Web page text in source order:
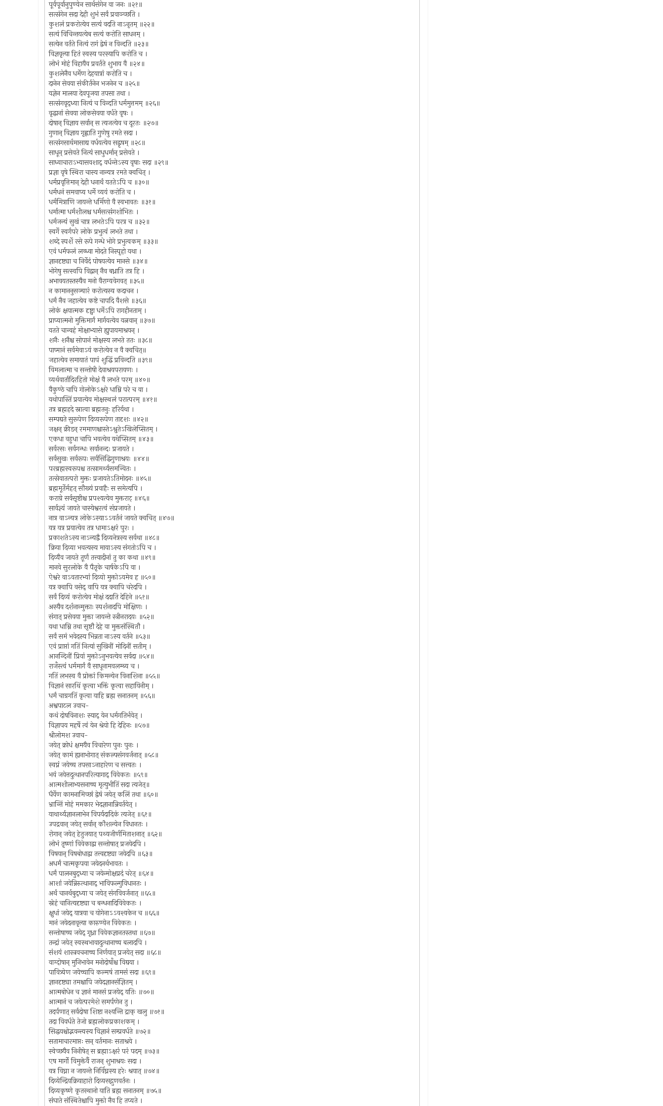
पूर्वपूर्वानुपुण्येन सार्थसंगेन वा जनः ॥२१॥
सत्संगेन सदा देही शुभं सर्वं प्रवाञ्च्छति ।
कुशलं प्रकरोत्येव सत्यं वदति नाऽनृतम् ॥२२॥
सत्यं विचिन्तयत्येब सत्यं करोति साधनम् ।
सत्येन वर्तते नित्यं रागं द्वेषं न विन्दति ॥२३॥
विज्ञवृत्त्या हितं स्वस्य परस्यापि करोति च ।
लोभं मोहं विहायैव प्रवर्तते शुभाय वै ॥२४॥
कुशलेनैव धर्मेण देहयात्रां करोति च ।
दानेन सेवया संकीर्तनेन भजनेन च ॥२५॥
यज्ञेन मालया देवपूजया तपसा तथा ।
सत्संगवृद्ध्या नित्यं च विन्दति धर्ममुत्तमम् ॥२६॥
वृद्धानां सेवया लोकसेवया वर्धते वृषः ।
दोषान् विज्ञाय सर्वान् स त्यजत्येव च दूरतः ॥२७॥
गुणान् विज्ञाय गृह्णाति गुणेषु रमते सदा ।
सत्संगसार्थमासाद्य वर्धयत्येव सद्वृषम् ॥२८॥
साधून् प्रसेवते नित्यं साधुधर्मान् प्रसेवते ।
साध्वाचाराऽभ्यासवशाद् वर्धन्तेऽस्य वृषाः सदा ॥२९॥
प्रज्ञा वृषे स्थिरा चास्य नान्यत्र रमते क्वचित् ।
धर्मप्रवृत्तिमान् देही धनार्थं यततेऽपि च ॥३०॥
धर्मधनं समवाप्य धर्मे व्ययं करोति च ।
धर्ममित्राणि जायन्ते धर्मिणो वै स्वभावतः ॥३१॥
धर्मात्मा धर्मशीलश्च धर्मसत्संगशोभितः ।
धर्मजन्यं सुखं चात्र लभतेऽपि परत्र च ॥३२॥
स्वर्गे स्वर्गपरे लोके प्रभुत्वं लभते तथा ।
शब्दे स्पर्शे रसे रूपे गन्धे भोगे प्रभुत्वकम् ॥३३॥
एवं धर्मफलं लब्ध्वा मोदते निस्पृहो यथा ।
ज्ञानदृष्ट्या च निर्वेदं पोषयत्येव मानसे ॥३४॥
भोगेषु सत्स्वपि विद्वान् नैव बध्नाति तत्र हि ।
अभावयतस्तस्यैव मनो वैराग्यवेगवत् ॥३५॥
न कामाननुसञ्चारं करोत्यस्य कदाचन ।
धर्मं नैव जहात्येव कष्टे चापदि वैशसे ॥३६॥
लोकं क्षयात्मक दृष्ट्वा धर्मेऽपि रागहीनताम् ।
प्राप्यात्मनो मुक्तिमार्गं मार्गयत्येव यत्नवान् ॥३७॥
यतते चान्वहं मोक्षाभ्यासे ह्युपायमाश्रयन् ।
शनैः शनैश्च सोपानं मोक्षस्य लभते ततः ॥३८॥
पाप्मानं सर्वमेवाऽयं करोत्येव न वै क्वचित्॥
जहात्येव समायातं पापं शुद्धिं प्रविन्दति ॥३९॥
विमलात्मा च सन्तोषी देवाश्रयपरायणः ।
व्यर्थवार्तादिरहितो मोक्षं वै लभते परम् ॥४०॥
वैकुण्ठे चापि गोलोकेऽक्षरे धाम्नि परे च वा ।
यथोपास्तिं प्रयात्येव मोक्षस्थलं परात्परम् ॥४१॥
तत्र ब्रह्महदे स्नात्वा ब्रह्मतनुः हरिर्यथा ।
सम्पद्यते सुरूपेण दिव्यरूपेण तादृशः ॥४२॥
जक्षन् क्रीडन् रममाणश्चास्तेऽश्नुतेऽखिलेप्सितम् ।
एकधा वहुधा चापि भवत्येव यथेप्सितम् ॥४३॥
सर्वरसः सर्वगन्धः सर्वानन्दः प्रजायते ।
सर्वसुखः सर्वरूपः सर्वसिद्धिगुणाश्रयः ॥४४॥
परब्रह्मस्वरूपश्च तत्सामर्थ्यसमन्वितः ।
तत्सेवातत्परो मुक्तः प्रजायतेऽतिमोदनः ॥४५॥
ब्रह्ममूर्तेर्महत् सौख्यं प्रवाहैः स समेत्यपि ।
कराग्रे सर्वसृष्टीश्च प्रपश्यत्येव मुक्तराट् ॥४६॥
सार्वज्ञ्यं जायते चास्येश्वरत्वं संप्रजायते ।
नात्र वाऽन्यत्र लोकेऽस्याऽऽवर्तनं जायते क्वचित् ॥४७॥
यत्र यत्र प्रयात्येव तत्र धामाऽक्षरं पुरः ।
प्रकाशतेऽस्य नाऽन्यद्वै दिव्यनेत्रस्य सर्वथा ॥४८॥
क्रिया दिव्या भवत्यस्य मायाऽस्य संगतोऽपि च ।
दिव्यैव जायते तूर्णं तत्त्वादीनां तु का कथा ॥४९॥
मानवे सुरलोके वै पैतृके चार्षकेऽपि वा ।
ऐश्वरे वाऽवतारभ्यां दिव्यो मुक्तोऽयमेव ह ॥५०॥
यत्र क्वापि वसेद् वापि यत्र क्वापि चरेदपि ।
सर्वं दिव्यं करोत्येव मोक्षं ददाति देहिने ॥५१॥
अस्यैव दर्शनान्मुक्ताः स्पर्शनादपि मोक्षिणः ।
संगात् प्रसेवया मुक्ता जायन्ते स्त्रीनरादयः ॥५२॥
यथा धाम्नि तथा सृष्टौ देहे वा मुक्तसंस्थितौ ।
सर्वं समं भवेदस्य भिन्नता नाऽस्य वर्तने ॥५३॥
एवं प्राप्तां गतिं नित्यां सुखिनीं मोदिनीं सतीम् ।
आनन्दिनीं प्रियां मुक्तोऽनुभवत्येव सर्वदा ॥५४॥
राजँस्त्वं धर्ममार्गं वै साधूनामवलम्ब्य च ।
गतिं लभस्व वै प्रोक्तां किमन्येन विनाशिना ॥५५॥
विज्ञानं सारथिं कृत्वा भक्तिं कृत्वा सहायिनीम् ।
धर्मं चाग्रगतिं कृत्वा याहि ब्रह्म सनातनम् ॥५६॥
अश्वपाटल उवाच-
कथं दोषविनाशः स्याद् येन धर्मगतिर्भवेत् ।
विज्ञापय महर्षे त्वं येन श्रेयो हि देहिनः ॥५७॥
श्रीलोमश उवाच-
जयेत् क्रोधं क्षमयैव विचारेण पुनः पुनः ।
जयेत् कामं ह्यनाभोगात् संकल्पसंगवर्जनात् ॥५८॥
स्वप्नं जयेच्च तपसाऽनाहारेण च सत्त्वतः ।
भयं जयेत्तदुत्थानपरित्यागाद् विवेकतः ॥५९॥
आत्मशीलाभ्यसनाच्च मृत्युभीतिं सदा त्यजेत्॥
धैर्येण कामनामिच्छां द्वेषं जयेत् कलिं तथा ॥६०॥
भ्रान्तिं मोहं ममकार भेदज्ञानान्निवर्तयेत् ।
याथार्थ्यज्ञानलाभेन विपर्यदादिकं त्यजेत् ॥६१॥
उपद्रवान् जयेत् सर्वान् कौशल्येन विधानतः ।
रोगान् जयेत् हेतुजयात् पथ्यजीर्णमिताशनात् ॥६२॥
लोभं तृष्णां विवेकाद्वा सन्तोषात् प्रजयेदपि ।
विषयान् विषबोधाद्वा तत्त्वदृष्ट्या जयेदपि ॥६३॥
अधर्मं चात्मकृपया जयेदनर्थभावतः ।
धर्मं पालनबुद्ध्या च जयेन्मोक्षप्रदं चरेत् ॥६४॥
आशां जयेन्निरुत्थानाद् भाविफल्गुविधानतः ।
अर्थं चानर्थबुद्ध्या च जयेत् संगविवर्जनात् ॥६५॥
स्नेहं चानित्यदृष्ट्या च बन्धनादिविवेकतः ।
क्षुधां जयेद् यात्रया च योगेनाऽऽवश्यकेन च ॥६६॥
मानं जयेदनावृत्त्या कारुण्येन विवेकतः ।
सन्तोषाच्च जयेद् गृध्ना विवेकज्ञानतस्तथा ॥६७॥
तन्द्रां जयेत् स्वस्थभावादुत्थानाच्च बलादपि ।
संशयं शास्त्रवचनाच्च निर्णयात् प्रजयेत् सदा ॥६८॥
वाग्दोषान् मुनिभावेन मनोदोषाँश्च विद्यया ।
पावित्र्येण जयेच्चापि कल्मषं तामसं सदा ॥६९॥
ज्ञानदृष्ट्या तमश्चापि जयेदज्ञानसंज्ञितम् ।
आत्मबोधेन च ज्ञानं मानसं प्रजयेद् यतिः ॥७०॥
आत्मानं च जयेत्परमेशे समर्पणेन तु ।
तदर्पणात् सर्वदोषा शिष्टा नश्यन्ति द्राक् खलु ॥७१॥
तदा विवर्धते तेजो ब्रह्मलोकप्रकाशकम् ।
सिद्धयश्चोद्भवन्त्यस्य विज्ञानं सम्प्रवर्धते ॥७२॥
सतामाचारमाप्तः सन् वर्तमानः सताश्रये ।
स्वेच्छयैव निनीषेत् स ब्रह्माऽक्षरं परं पदम् ॥७३॥
एष मार्गो विमुक्तेर्वै राजन् शुभाश्रयः सदा ।
यत्र विघ्ना न जायन्ते निर्विघ्नस्य हरेः श्रयात् ॥७४॥
दिव्येन्द्रियक्रियाहारो दिव्यसद्गुणवर्तनः ।
दिव्यकृष्णे कृतस्थानो याति ब्रह्म सनातनम् ॥७५॥
संघाते संस्थितेश्चापि मुक्तो नैव हि तप्यते ।